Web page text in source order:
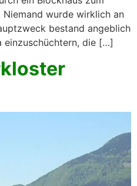
Niemand wurde wirklich an
bestand angeblich
einzuschüchtern, die […]